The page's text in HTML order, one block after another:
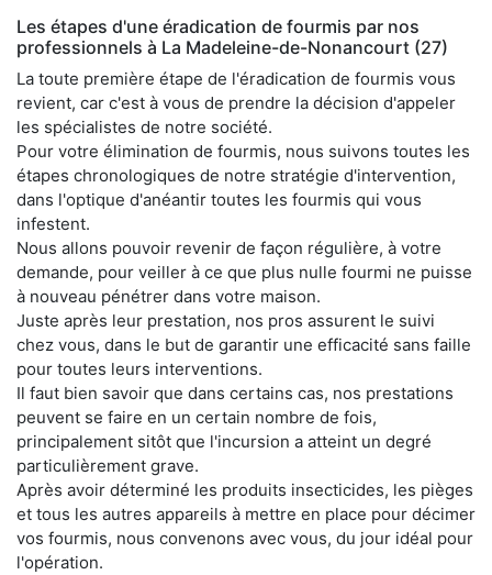
Les étapes d'une éradication de fourmis par nos
professionnels à La Madeleine-de-Nonancourt (27)
La toute première étape de l'éradication de fourmis vous
revient, car c'est à vous de prendre la décision d'appeler
les spécialistes de notre société.
Pour votre élimination de fourmis, nous suivons toutes les
étapes chronologiques de notre stratégie d'intervention,
dans l'optique d'anéantir toutes les fourmis qui vous
infestent.
Nous allons pouvoir revenir de façon régulière, à votre
demande, pour veiller à ce que plus nulle fourmi ne puisse
à nouveau pénétrer dans votre maison.
Juste après leur prestation, nos pros assurent le suivi
chez vous, dans le but de garantir une efficacité sans faille
pour toutes leurs interventions.
Il faut bien savoir que dans certains cas, nos prestations
peuvent se faire en un certain nombre de fois,
principalement sitôt que l'incursion a atteint un degré
particulièrement grave.
Après avoir déterminé les produits insecticides, les pièges
et tous les autres appareils à mettre en place pour décimer
vos fourmis, nous convenons avec vous, du jour idéal pour
l'opération.